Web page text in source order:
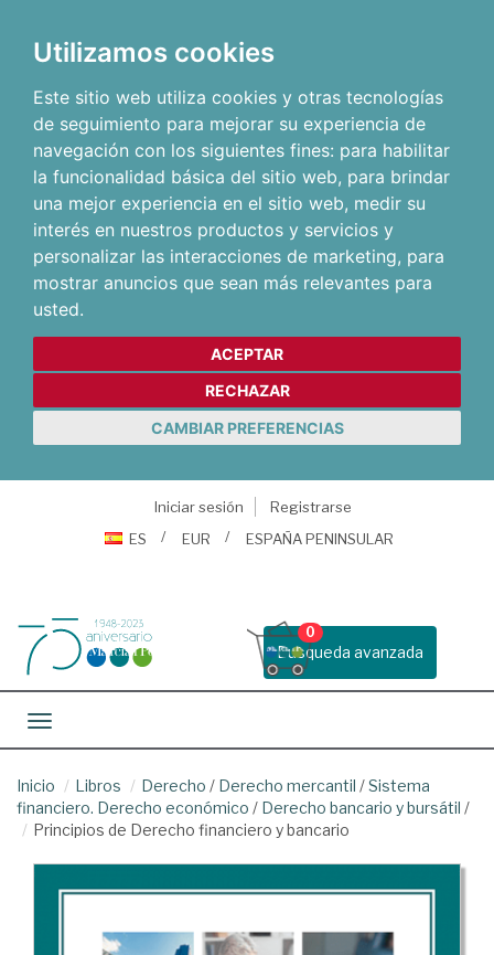
Utilizamos cookies
Este sitio web utiliza cookies y otras tecnologías
de seguimiento para mejorar su experiencia de
navegación con los siguientes fines: para habilitar
la funcionalidad básica del sitio web, para brindar
una mejor experiencia en el sitio web, medir su
interés en nuestros productos y servicios y
personalizar las interacciones de marketing, para
mostrar anuncios que sean más relevantes para
usted.
ACEPTAR
RECHAZAR
CAMBIAR PREFERENCIAS
Iniciar sesión
Registrarse
ES
EUR ESPAÑA PENINSULAR
Busqueda avanzada
0
Toggle navigation
Inicio Libros Derecho / Derecho mercantil /Sistema
financiero. Derecho económico / Derecho bancario y bursátil /
Principios de Derecho financiero y bancario